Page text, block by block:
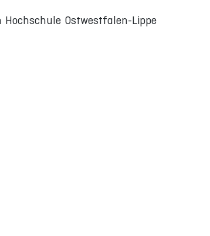
Hochschule Ostwestfalen-Lippe